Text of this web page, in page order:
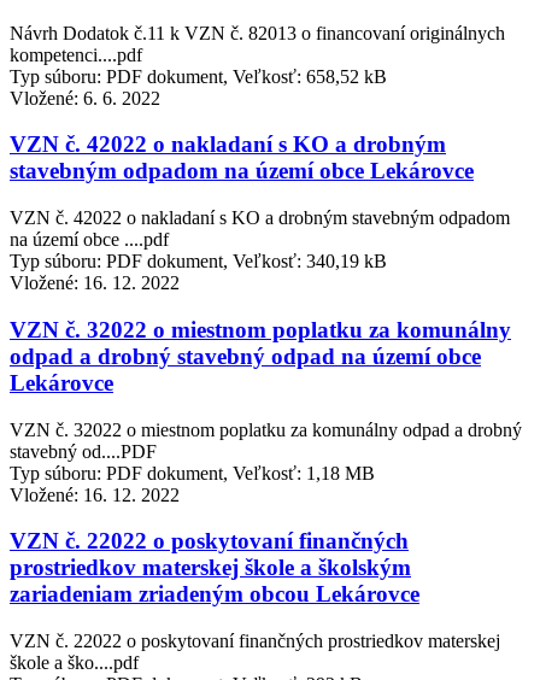
Návrh Dodatok č.11 k VZN č. 82013 o financovaní originálnych
kompetenci....pdf
Typ súboru: PDF dokument, Veľkosť: 658,52 kB
Vložené: 6. 6. 2022
VZN č. 42022 o nakladaní s KO a drobným
stavebným odpadom na území obce Lekárovce
VZN č. 42022 o nakladaní s KO a drobným stavebným odpadom
na území obce ....pdf
Typ súboru: PDF dokument, Veľkosť: 340,19 kB
Vložené: 16. 12. 2022
VZN č. 32022 o miestnom poplatku za komunálny
odpad a drobný stavebný odpad na území obce
Lekárovce
VZN č. 32022 o miestnom poplatku za komunálny odpad a drobný
stavebný od....PDF
Typ súboru: PDF dokument, Veľkosť: 1,18 MB
Vložené: 16. 12. 2022
VZN č. 22022 o poskytovaní finančných
prostriedkov materskej škole a školským
zariadeniam zriadeným obcou Lekárovce
VZN č. 22022 o poskytovaní finančných prostriedkov materskej
škole a ško....pdf